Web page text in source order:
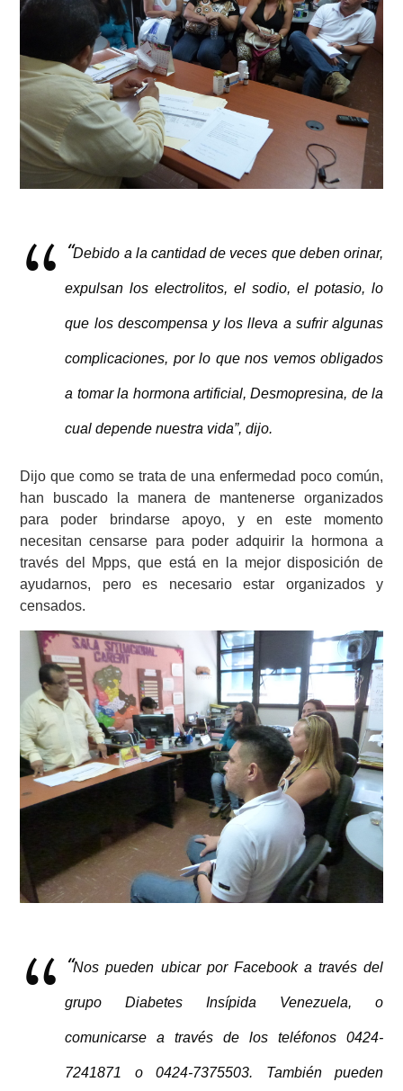
“Debido a la cantidad de veces que deben orinar,
expulsan los electrolitos, el sodio, el potasio, lo
que los descompensa y los lleva a sufrir algunas
complicaciones, por lo que nos vemos obligados
a tomar la hormona artificial, Desmopresina, de la
cual depende nuestra vida”, dijo.
Dijo que como se trata de una enfermedad poco común,
han buscado la manera de mantenerse organizados
para poder brindarse apoyo, y en este momento
necesitan censarse para poder adquirir la hormona a
través del Mpps, que está en la mejor disposición de
ayudarnos, pero es necesario estar organizados y
censados.
“Nos pueden ubicar por Facebook a través del
grupo Diabetes Insípida Venezuela, o
comunicarse a través de los teléfonos 0424-
7241871 o 0424-7375503. También pueden